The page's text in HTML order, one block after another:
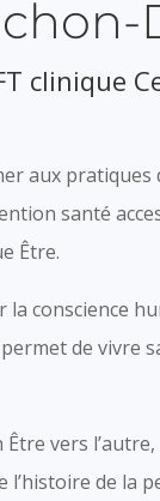
clinique
aux pratiques
santé
Être.
conscience
de vivre
vers l’autre,
l’histoire de la